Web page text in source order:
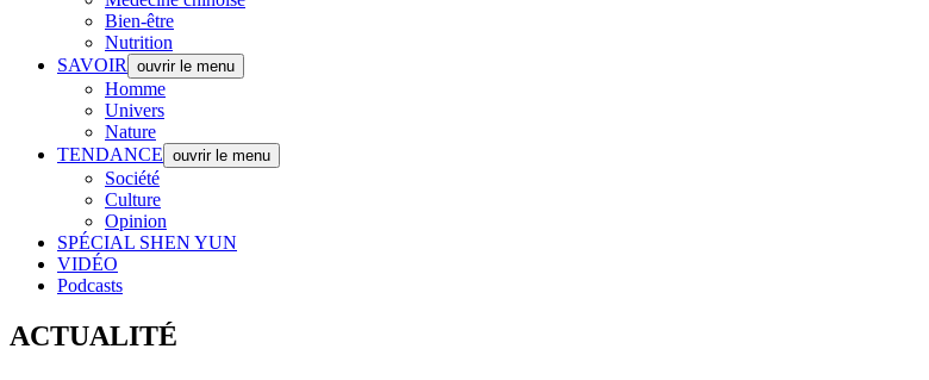
Bien-être
Nutrition
SAVOIR
ouvrir le menu
Homme
Univers
Nature
TENDANCE ouvrir le menu
Société
Culture
Opinion
SPÉCIAL SHEN YUN
VIDÉO
Podcasts
ACTUALITÉ